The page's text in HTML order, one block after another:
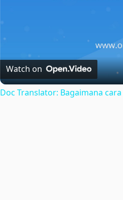
Watch on
Doc Translator: Bagaimana